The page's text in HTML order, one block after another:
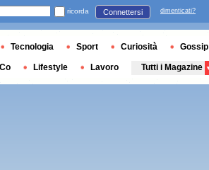
ricorda Connettersi dimenticati?
Tecnologia Sport Curiosità Gossip
Lifestyle Lavoro Tutti i Magazine